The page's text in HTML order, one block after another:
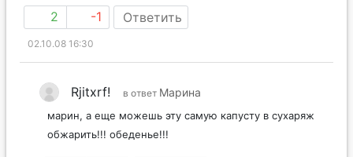
2 -1 Ответить
02.10.08 16:30
Rjitxrf! в ответ Марина
марин, а еще можешь эту самую капусту в сухаряж
обжарить!!! обеденье!!!